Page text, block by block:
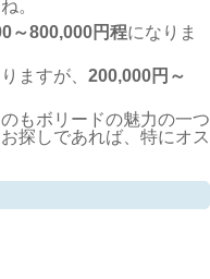
。
～800,000円程になりま
ますが、 200,000円～
もボリードの魅力の一つ
探しであれば、特にオス